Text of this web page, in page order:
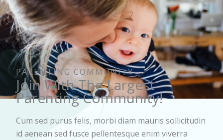
PARENTING COMMUNITY
Join With The Largest
Parenting Community!
Cum sed purus felis, morbi diam mauris sollicitudin
id aenean sed fusce pellentesque enim viverra